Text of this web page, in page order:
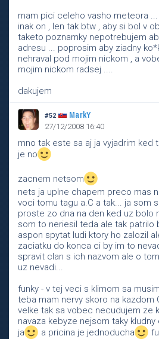
mam pici celeho vasho meteora
inak on , len tak btw , aby si bol v
taketo poznamky nepotrebujem
adresu ... poprosim aby ziadny
nehraval pod mojim nickom , a
mojim nickom radsej ....
dakujem
#52 MarkY
27/12/2008 16:40
mno tak este sa aj ja vyjadrim ked
je no
zacnem netsom
nets ja uplne chapem preco mas
voci tomu tagu a.C a tak... ja som
proste zo dna na den ked uz bolo
som to neriesil teda ale tak patrilo
aspon spytat ludi ktory ho zalozil
zaciatku do konca ci by im to
spravit clan s ich nazvom ale o
uz nevadi...
funky - v tej veci s klimom sa
teba mam nervy skoro na kazdom
velke tak sa vobec necudujem ze
navaza kebyze nejsom taky
ja
a pricina je jednoducha